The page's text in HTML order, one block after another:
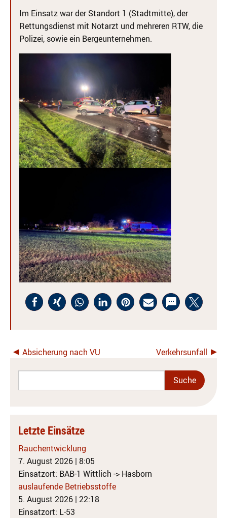
Im Einsatz war der Standort 1 (Stadtmitte), der
Rettungsdienst mit Notarzt und mehreren RTW, die
Polizei, sowie ein Bergeunternehmen.
Absicherung nach VU Verkehrsunfall
Letzte Einsätze
Rauchentwicklung
7. August 2026 | 8:05
Einsatzort: BAB-1 Wittlich -> Hasborn
auslaufende Betriebsstoffe
5. August 2026 | 22:18
Einsatzort: L-53